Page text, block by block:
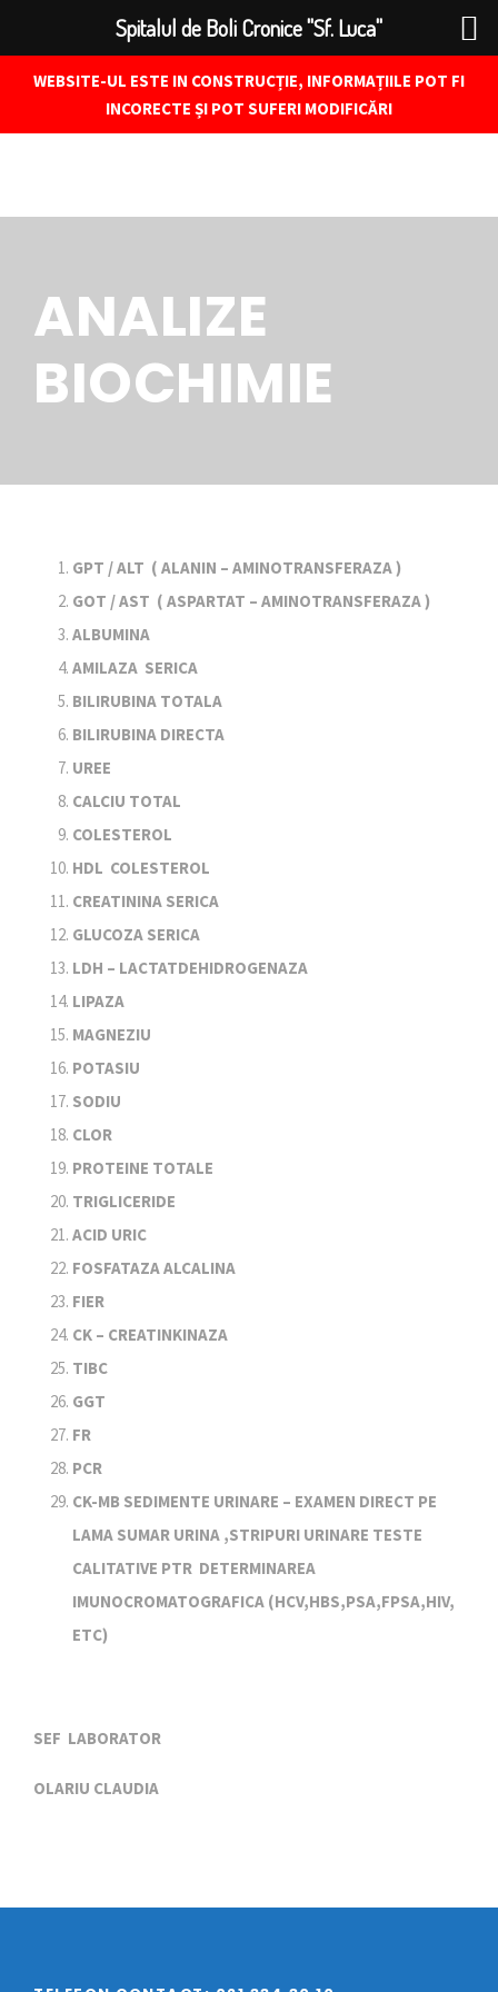
WEBSITE-UL ESTE IN CONSTRUCȚIE, INFORMAȚIILE POT FI
INCORECTE ȘI POT SUFERI MODIFICĂRI
ANALIZE
BIOCHIMIE
GPT / ALT ( ALANIN – AMINOTRANSFERAZA )
GOT / AST ( ASPARTAT – AMINOTRANSFERAZA )
ALBUMINA
AMILAZA SERICA
BILIRUBINA TOTALA
BILIRUBINA DIRECTA
UREE
CALCIU TOTAL
COLESTEROL
HDL COLESTEROL
CREATININA SERICA
GLUCOZA SERICA
LDH – LACTATDEHIDROGENAZA
LIPAZA
MAGNEZIU
POTASIU
SODIU
CLOR
PROTEINE TOTALE
TRIGLICERIDE
ACID URIC
FOSFATAZA ALCALINA
FIER
CK – CREATINKINAZA
TIBC
GGT
FR
PCR
CK-MB SEDIMENTE URINARE – EXAMEN DIRECT PE
LAMA SUMAR URINA ,STRIPURI URINARE TESTE
CALITATIVE PTR DETERMINAREA
IMUNOCROMATOGRAFICA (HCV,HBS,PSA,FPSA,HIV,
ETC)
SEF LABORATOR
OLARIU CLAUDIA
Spitalul de Boli Cronice "Sf. Luca"